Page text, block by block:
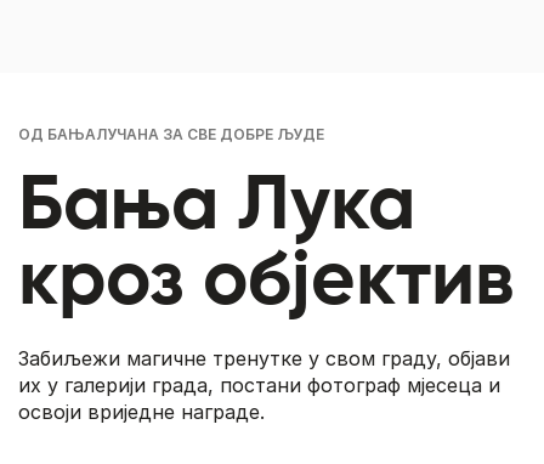
ОД БАЊАЛУЧАНА ЗА СВЕ ДОБРЕ ЉУДЕ
Бања Лука
кроз објектив
Забиљежи магичне тренутке у свом граду, објави
их у галерији града, постани фотограф мјесеца и
освоји вриједне награде.